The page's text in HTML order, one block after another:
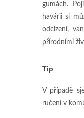
gumách.
havárii si
odcizení,
přírodními
Tip
V případě
ručení v